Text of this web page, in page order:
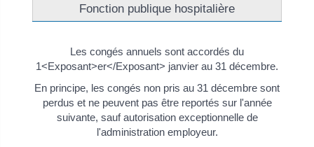
Fonction publique hospitalière
Les congés annuels sont accordés du
1<Exposant>er</Exposant> janvier au 31 décembre.
En principe, les congés non pris au 31 décembre sont
perdus et ne peuvent pas être reportés sur l'année
suivante, sauf autorisation exceptionnelle de
l'administration employeur.